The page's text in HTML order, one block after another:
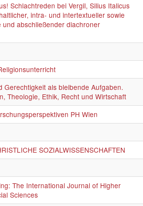
Schlachtreden bei Vergil, Silius Italicus
intra- und intertextueller sowie
und abschließender diachroner
Gerechtigkeit als bleibende Aufgaben.
Theologie, Ethik, Recht und Wirtschaft
PH Wien
SOZIALWISSENSCHAFTEN
The International Journal of Higher
Sciences